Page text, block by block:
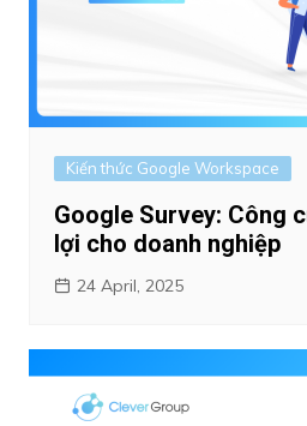
Kiến thức Google Workspace
Google Survey: Công
lợi cho doanh nghiệp
24 April, 2025